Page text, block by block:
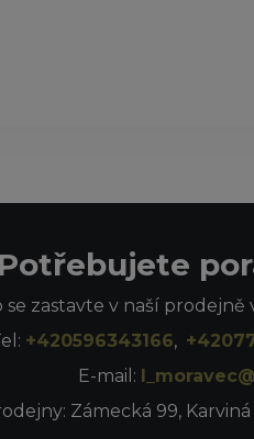
Potřebujete
zastavte v naší prodejně
+420596343166,
E-mail:
Zámecká 99, Karviná